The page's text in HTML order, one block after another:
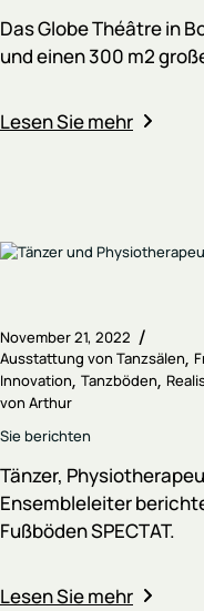
Das Globe Théâtre in
und einen 300 m2
Lesen Sie mehr
November 21, 2022
Ausstattung von Tanzsälen
Innovation Tanzböden
von Arthur
Sie berichten
Tänzer,
Ensembleleiter
Fußböden SPECTAT.
Lesen Sie mehr